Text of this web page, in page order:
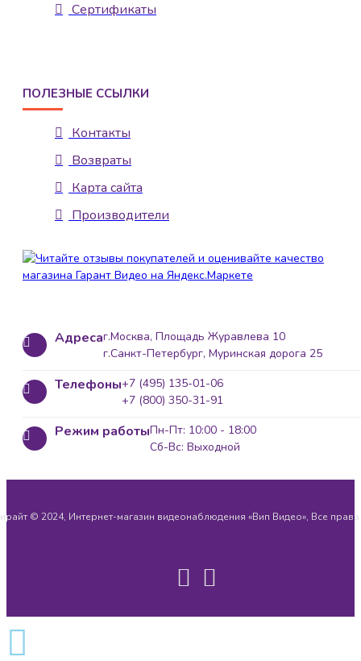
Сертификаты
ПОЛЕЗНЫЕ ССЫЛКИ
Контакты
Возвраты
Карта сайта
Производители
Адресаг.Москва, Площадь Журавлева 10
г.Санкт-Петербург, Муринская дорога 25
Телефоны+7 (495) 135-01-06
+7 (800) 350-31-91
Режим работыПн-Пт: 10:00 - 18:00
Сб-Вс: Выходной
© 2024, Интернет-магазин видеонаблюдения «Вип Видео», Все